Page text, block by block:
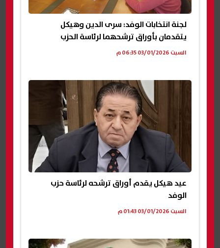
لجنة انتخابات الوفد: سرى الدين وهيكل
يتقدمان بأوراق ترشحهما لرئاسة الحزب
السبت 03/01/2026 06:35 م
عيد هيكل يقدم أوراق ترشحه لرئاسة حزب
الوفد
السبت 03/01/2026 01:43 م